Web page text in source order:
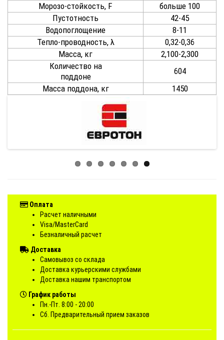
Морозо-стойкость, F
больше 100
Пустотность
42-45
Водопоглощение
8-11
Тепло-проводность, λ
0,32-0,36
Масса, кг
2,100-2,300
Количество на
поддоне
604
Масса поддона, кг
1450
Оплата
Расчет наличными
Visa/MasterCard
Безналичный расчет
Доставка
Самовывоз со склада
Доставка курьерскими службами
Доставка нашим транспортом
График работы
Пн.-Пт. 8:00 - 20:00
Сб. Предварительный прием заказов